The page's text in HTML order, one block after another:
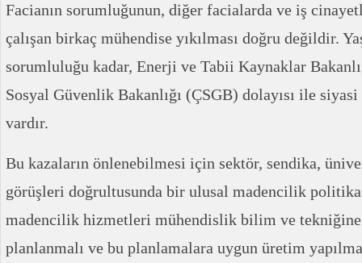
Facianın sorumluğunun, diğer facialarda ve iş
çalışan birkaç mühendise yıkılması doğru değildir.
sorumluluğu kadar, Enerji ve Tabii Kaynaklar
Sosyal Güvenlik Bakanlığı (ÇSGB) dolayısı ile
vardır.
Bu kazaların önlenebilmesi için sektör, sendika,
görüşleri doğrultusunda bir ulusal madencilik
madencilik hizmetleri mühendislik bilim ve
planlanmalı ve bu planlamalara uygun üretim